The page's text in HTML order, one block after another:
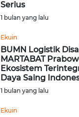
Serius
1 bulan yang lalu
Ekuin
BUMN Logistik
MARTABAT
Ekosistem
Daya Saing
1 bulan yang lalu
Ekuin